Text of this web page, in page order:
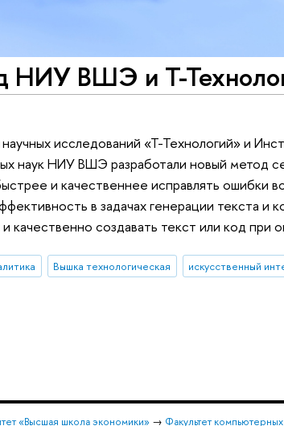
НИУ ВШЭ и Т-
исследований «Т-Технологий» и
наук НИУ ВШЭ разработали новый метод
и качественнее исправлять ошибки
в задачах генерации текста и
создавать текст или код при
Вышка технологическая искусственный
«Высшая школа экономики» → Факультет